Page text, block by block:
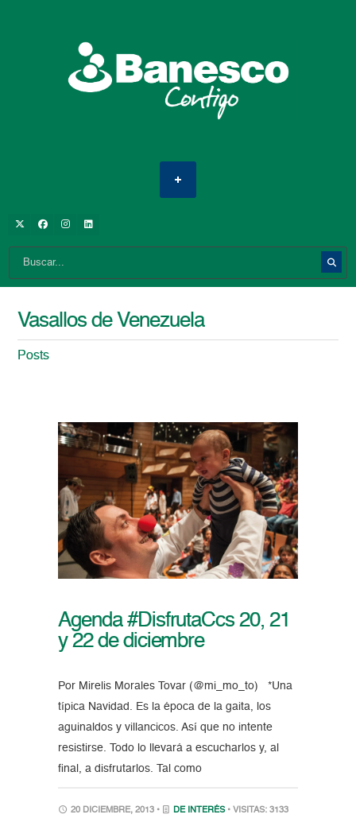
Vasallos de Venezuela
Posts
Agenda #DisfrutaCcs 20, 21
y 22 de diciembre
Por Mirelis Morales Tovar (@mi_mo_to) *Una
típica Navidad. Es la época de la gaita, los
aguinaldos y villancicos. Así que no intente
resistirse. Todo lo llevará a escucharlos y, al
final, a disfrutarlos. Tal como
20 DICIEMBRE, 2013 • DE INTERÉS • VISITAS: 3133